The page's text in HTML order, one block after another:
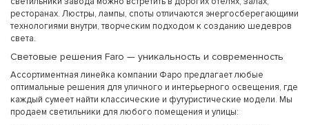
ресторанах. Люстры, лампы, споты отличаются энергосберегающими
технологиями внутри, творческим подходом к созданию шедевров
света.
Световые решения Faro — уникальность и современность
Ассортиментная линейка компании Фаро предлагает любые
оптимальные решения для уличного и интерьерного освещения, где
каждый сумеет найти классические и футуристические модели. Мы
продаем светильники для любого помещения и улицы: